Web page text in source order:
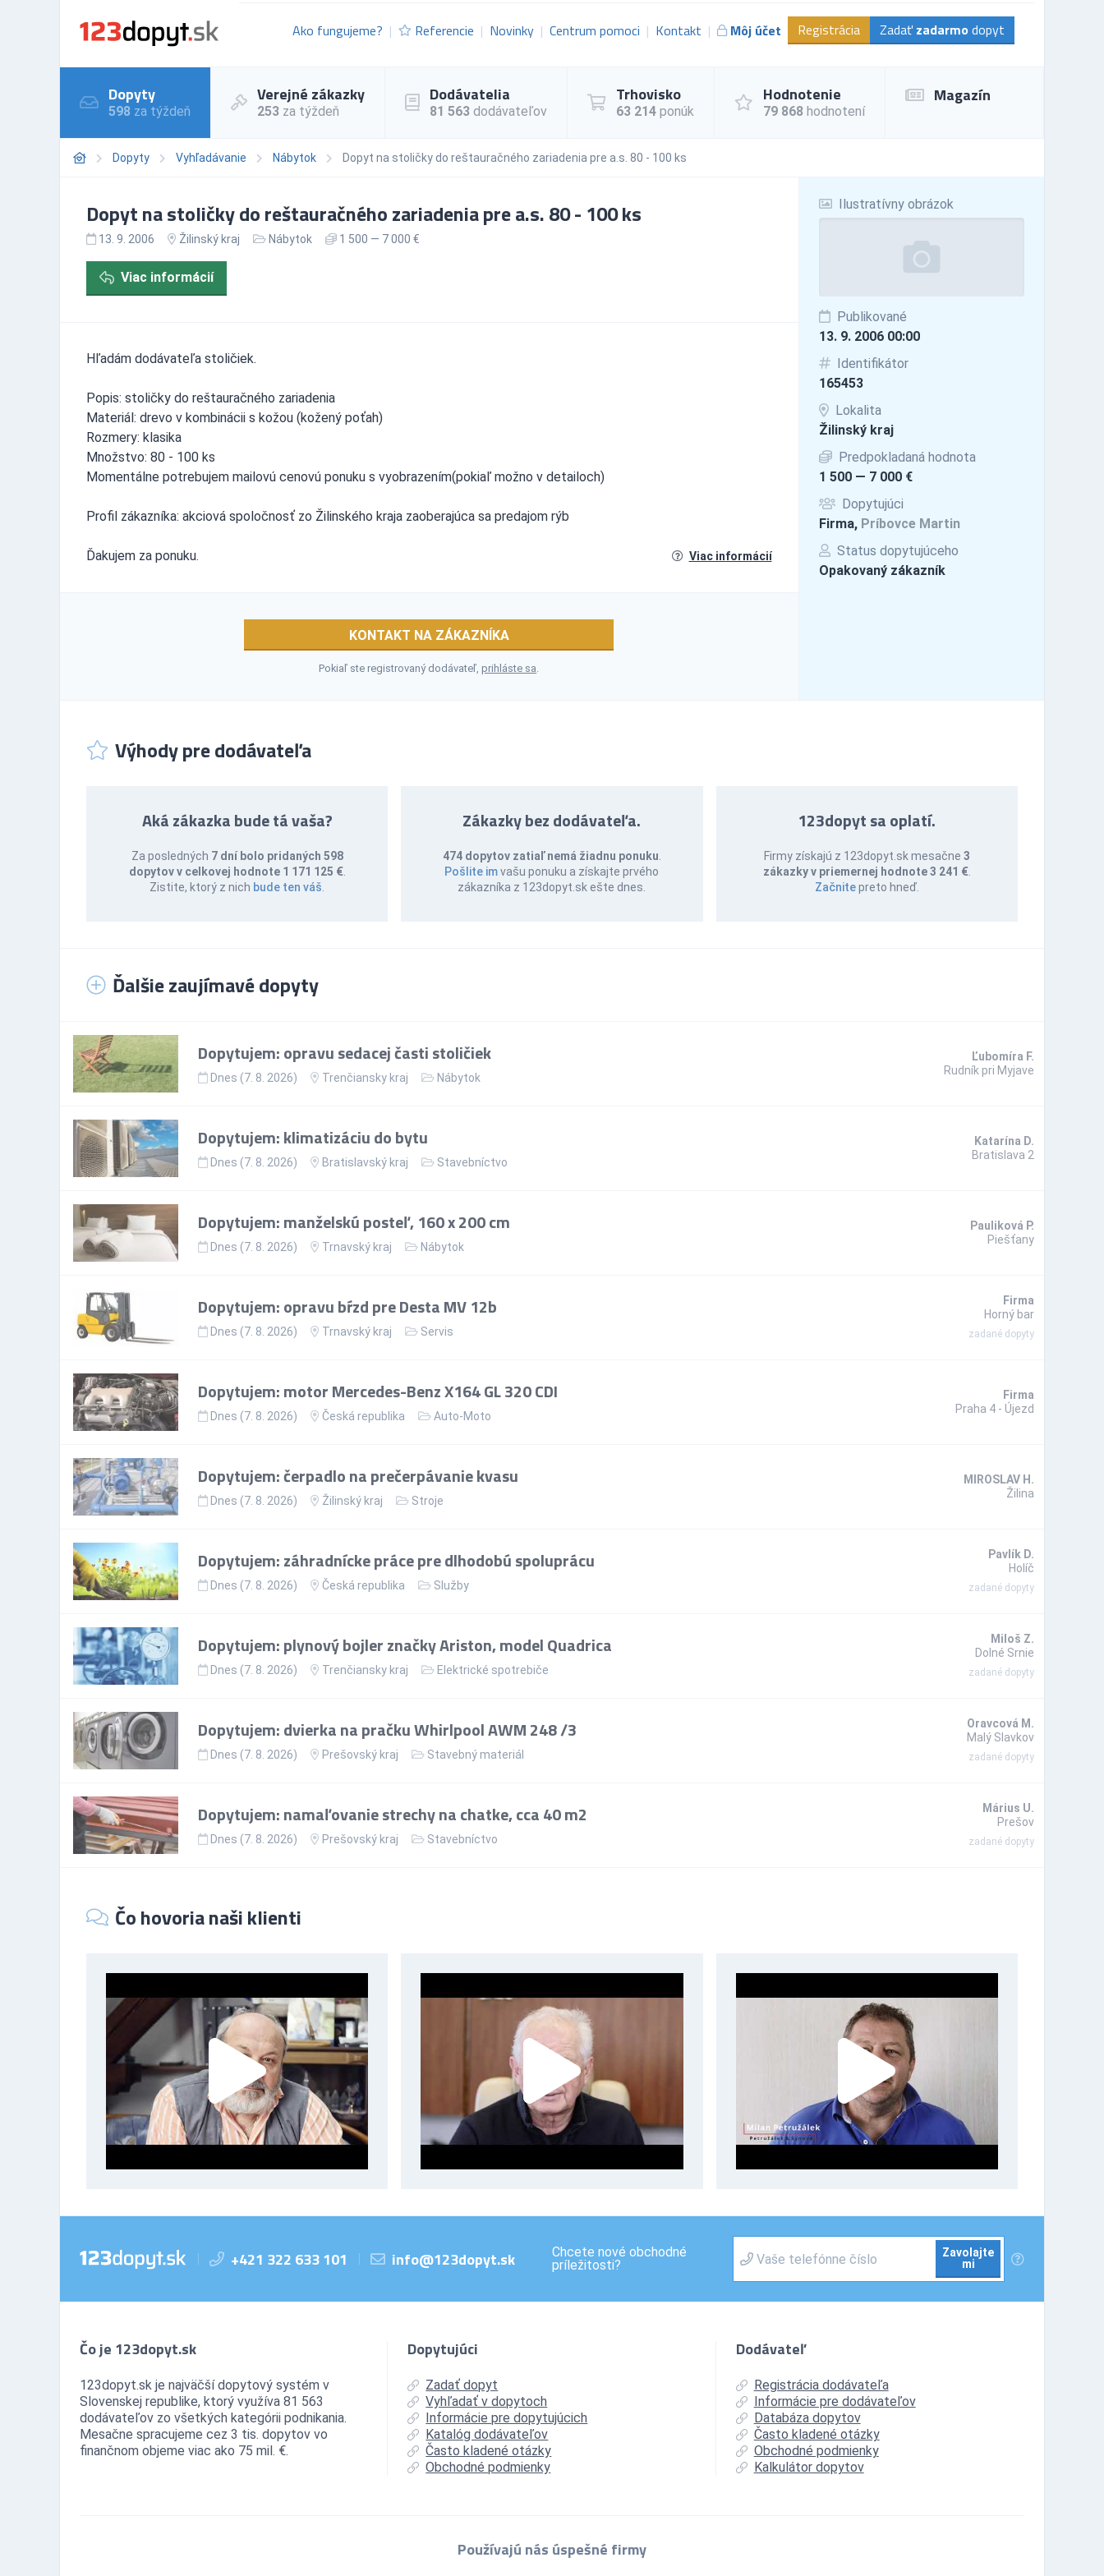
Ako fungujeme? Referencie Novinky Centrum pomoci Kontakt Môj účet Registrácia Zadať zadarmo dopyt
Dopyty
598 za týždeň
Verejné zákazky
253 za týždeň
Dodávatelia
81 563 dodávateľov
Trhovisko
63 214 ponúk
Hodnotenie
79 868 hodnotení
Magazín
Dopyty Vyhľadávanie Nábytok Dopyt na stoličky do reštauračného zariadenia pre a.s. 80 - 100 ks
Ilustratívny obrázok
Publikované
13. 9. 2006 00:00
Identifikátor
165453
Lokalita
Žilinský kraj
Predpokladaná hodnota
1 500 — 7 000 €
Dopytujúci
Firma, Príbovce Martin
Status dopytujúceho
Opakovaný zákazník
Dopyt na stoličky do reštauračného zariadenia pre a.s. 80 - 100 ks
13. 9. 2006 Žilinský kraj Nábytok 1 500 — 7 000 €
Viac informácií
Hľadám dodávateľa stoličiek.
Popis: stoličky do reštauračného zariadenia
Materiál: drevo v kombinácii s kožou (kožený poťah)
Rozmery: klasika
Množstvo: 80 - 100 ks
Momentálne potrebujem mailovú cenovú ponuku s vyobrazením(pokiaľ možno v detailoch)
Profil zákazníka: akciová spoločnosť zo Žilinského kraja zaoberajúca sa predajom rýb
Ďakujem za ponuku. Viac informácií
KONTAKT NA ZÁKAZNÍKA
Pokiaľ ste registrovaný dodávateľ,prihláste sa
Výhody pre dodávateľa
Aká zákazka bude tá vaša?
Za posledných 7 dní bolo pridaných 598
dopytov v celkovej hodnote 1 171 125 €.
Zistite, ktorý z nich bude ten váš
Zákazky bez dodávateľa.
474 dopytov zatiaľ nemá žiadnu ponuku
Pošlite imvašu ponuku a získajte prvého
zákazníka z 123dopyt.sk ešte dnes.
123dopyt sa oplatí.
Firmy získajú z 123dopyt.sk mesačne 3
zákazky v priemernej hodnote 3 241 €.
Začnitepreto hneď.
Ďalšie zaujímavé dopyty
Dopytujem: opravu sedacej časti stoličiek
Dnes (7. 8. 2026) Trenčiansky kraj Nábytok
Ľubomíra F.
Rudník pri Myjave
Dopytujem: klimatizáciu do bytu
Dnes (7. 8. 2026) Bratislavský kraj Stavebníctvo
Katarína D.
Bratislava 2
Dopytujem: manželskú posteľ, 160 x 200 cm
Dnes (7. 8. 2026) Trnavský kraj Nábytok
Pauliková P.
Piešťany
Dopytujem: opravu bŕzd pre Desta MV 12b
Dnes (7. 8. 2026) Trnavský kraj Servis
Firma
Horný bar
zadané dopyty
Dopytujem: motor Mercedes-Benz X164 GL 320 CDI
Dnes (7. 8. 2026) Česká republika Auto-Moto
Firma
Praha 4 - Újezd
Dopytujem: čerpadlo na prečerpávanie kvasu
Dnes (7. 8. 2026) Žilinský kraj Stroje
MIROSLAV H.
Žilina
Dopytujem: záhradnícke práce pre dlhodobú spoluprácu
Dnes (7. 8. 2026) Česká republika Služby
Pavlík D.
Holíč
zadané dopyty
Dopytujem: plynový bojler značky Ariston, model Quadrica
Dnes (7. 8. 2026) Trenčiansky kraj Elektrické spotrebiče
Miloš Z.
Dolné Srnie
zadané dopyty
Dopytujem: dvierka na pračku Whirlpool AWM 248 /3
Dnes (7. 8. 2026) Prešovský kraj Stavebný materiál
Oravcová M.
Malý Slavkov
zadané dopyty
Dopytujem: namaľovanie strechy na chatke, cca 40 m2
Dnes (7. 8. 2026) Prešovský kraj Stavebníctvo
Márius U.
Prešov
zadané dopyty
Čo hovoria naši klienti
+421 322 633 101 info@123dopyt.sk
Chcete nové obchodné
príležitosti?
Zavolajte
mi
Čo je 123dopyt.sk
123dopyt.sk je najväčší dopytový systém v
Slovenskej republike, ktorý využíva 81 563
dodávateľov zo všetkých kategórii podnikania.
Mesačne spracujeme cez 3 tis. dopytov vo
finančnom objeme viac ako 75 mil. €.
Dopytujúci
Zadať dopyt
Vyhľadať v dopytoch
Informácie pre dopytujúcich
Katalóg dodávateľov
Často kladené otázky
Obchodné podmienky
Dodávateľ
Registrácia dodávateľa
Informácie pre dodávateľov
Databáza dopytov
Často kladené otázky
Obchodné podmienky
Kalkulátor dopytov
Používajú nás úspešné firmy